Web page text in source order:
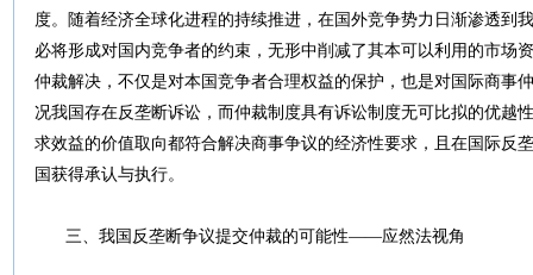
度。随着经济全球化进程的持续推进，在国外竞争势力日渐渗透到
必将形成对国内竞争者的约束，无形中削减了其本可以利用的市场
仲裁解决，不仅是对本国竞争者合理权益的保护，也是对国际商事
况我国存在反垄断诉讼，而仲裁制度具有诉讼制度无可比拟的优
求效益的价值取向都符合解决商事争议的经济性要求，且在国际反
国获得承认与执行。
三、我国反垄断争议提交仲裁的可能性——应然法视角